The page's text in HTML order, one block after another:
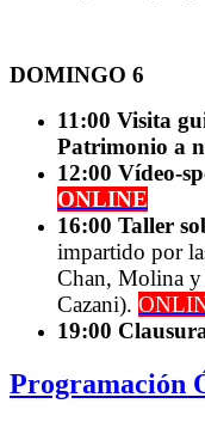
DOMINGO 6
11:00 Visita
Patrimonio a
12:00 Vídeo-
ONLINE
16:00 Taller
impartido por
Chan, Molina y
Cazani).
19:00
Programación